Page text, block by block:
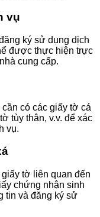
vụ
ký sử dụng dịch
được thực hiện trực
cung cấp.
có các giấy tờ cá
tùy thân, v.v. để xác
vụ.
tờ liên quan đến
chứng nhận sinh
tin và đăng ký sử